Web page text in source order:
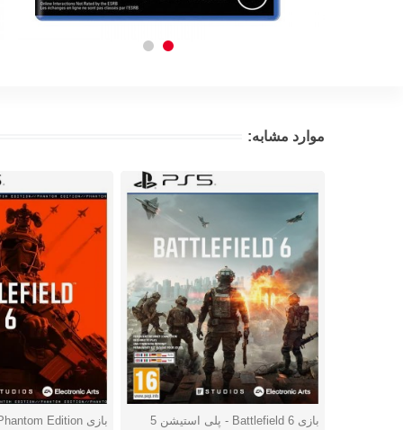
موارد مشابه:
دوست داشتن بازی Battlefield 6 - پلی استیشن 5 دوست داشتن